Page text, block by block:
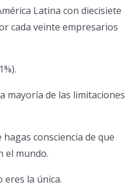
Latina con diecisiete
cada veinte empresarios
mayoría de las limitaciones
consciencia de que
el mundo.
eres la única.